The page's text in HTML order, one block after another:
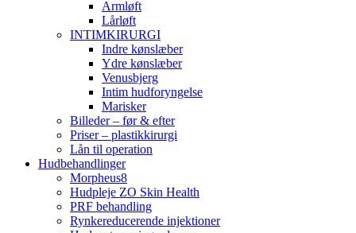
Armløft
Lårløft
INTIMKIRURGI
Indre kønslæber
Ydre kønslæber
Venusbjerg
Intim hudforyngelse
Marisker
Billeder – før & efter
Priser – plastikkirurgi
Lån til operation
Hudbehandlinger
Morpheus8
Hudpleje ZO Skin Health
PRF behandling
Rynkereducerende injektioner